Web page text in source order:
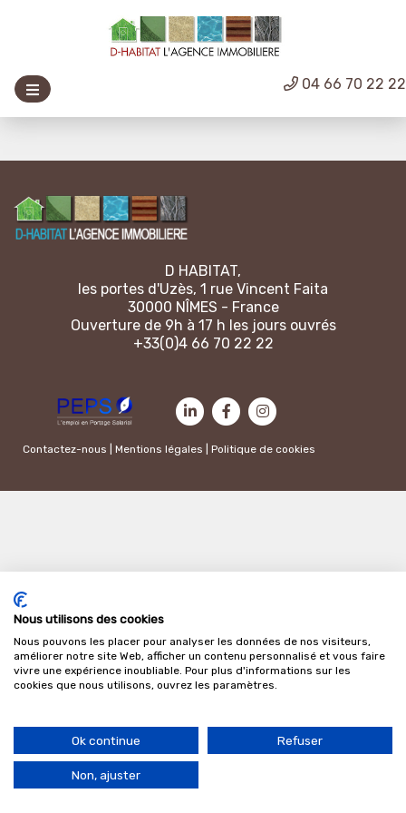
04 66 70 22 22
D HABITAT,
les portes d'Uzès, 1 rue Vincent Faita
30000 NÎMES - France
Ouverture de 9h à 17 h les jours ouvrés
+33(0)4 66 70 22 22
Contactez-nous |Mentions légales |Politique de cookies
Nous utilisons des cookies
Nous pouvons les placer pour analyser les données de nos visiteurs,
améliorer notre site Web, afficher un contenu personnalisé et vous faire
vivre une expérience inoubliable. Pour plus d'informations sur les
cookies que nous utilisons, ouvrez les paramètres.
Ok continue Refuser
Non, ajuster